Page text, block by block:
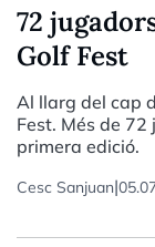
72
Golf Fest
Al llarg del cap
Fest. Més de
primera edició.
Cesc Sanjuan|